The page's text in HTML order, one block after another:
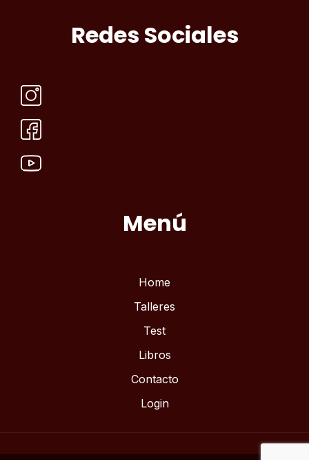
Redes Sociales
Menú
Home
Talleres
Test
Libros
Contacto
Login